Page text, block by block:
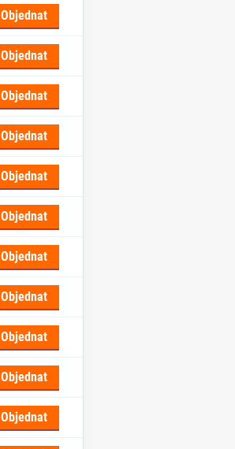
Objednat
Objednat
Objednat
Objednat
Objednat
Objednat
Objednat
Objednat
Objednat
Objednat
Objednat